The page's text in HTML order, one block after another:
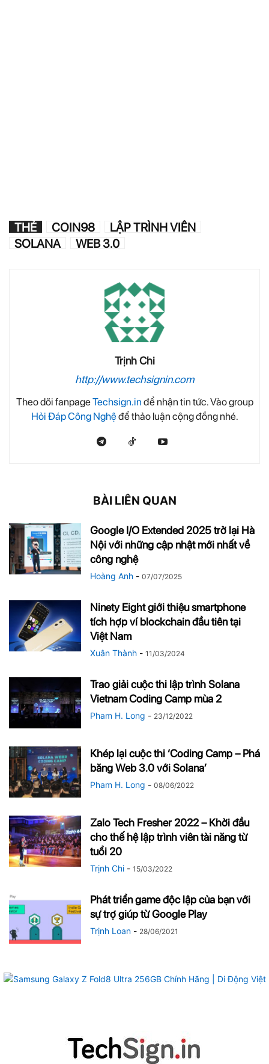
THẺ COIN98
LẬP TRÌNH VIÊN
SOLANA
WEB 3.0
Trịnh Chi
http://www.techsignin.com
Theo dõi fanpageTechsign.in để nhận tin tức. Vào group
Hỏi Đáp Công Nghệđể thảo luận cộng đồng nhé.
BÀI LIÊN QUAN
Google I/O Extended 2025 trở lại Hà
Nội với những cập nhật mới nhất về
công nghệ
Hoàng Anh - 07/07/2025
Ninety Eight giới thiệu smartphone
tích hợp ví blockchain đầu tiên tại
Việt Nam
Xuân Thành - 11/03/2024
Trao giải cuộc thi lập trình Solana
Vietnam Coding Camp mùa 2
Pham H. Long - 23/12/2022
Khép lại cuộc thi ‘Coding Camp – Phá
băng Web 3.0 với Solana’
Pham H. Long - 08/06/2022
Zalo Tech Fresher 2022 – Khởi đầu
cho thế hệ lập trình viên tài năng từ
tuổi 20
Trịnh Chi - 15/03/2022
Phát triển game độc lập của bạn với
sự trợ giúp từ Google Play
Trịnh Loan - 28/06/2021